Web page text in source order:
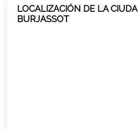
LOCALIZACIÓN DE LA
BURJASSOT